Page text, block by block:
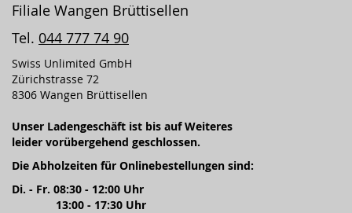
Filiale Wangen Brüttisellen
Tel. 044 777 74 90
Swiss Unlimited GmbH
Zürichstrasse 72
8306 Wangen Brüttisellen
Unser Ladengeschäft ist bis auf Weiteres
leider vorübergehend geschlossen.
Die Abholzeiten für Onlinebestellungen sind:
Di. - Fr. 08:30 - 12:00 Uhr
13:00 - 17:30 Uhr